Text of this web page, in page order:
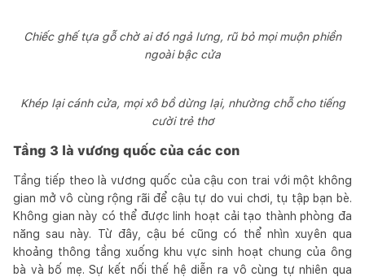
Chiếc ghế tựa gỗ chờ ai đó ngả lưng, rũ bỏ mọi muộn phiền
ngoài bậc cửa
Khép lại cánh cửa, mọi xô bồ dừng lại, nhường chỗ cho tiếng
cười trẻ thơ
Tầng 3 là vương quốc của các con
Tầng tiếp theo là vương quốc của cậu con trai với một không
gian mở vô cùng rộng rãi để cậu tự do vui chơi, tụ tập bạn bè.
Không gian này có thể được linh hoạt cải tạo thành phòng đa
năng sau này. Từ đây, cậu bé cũng có thể nhìn xuyên qua
khoảng thông tầng xuống khu vực sinh hoạt chung của ông
bà và bố mẹ. Sự kết nối thế hệ diễn ra vô cùng tự nhiên qua